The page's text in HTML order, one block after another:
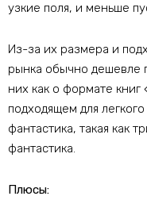
узкие поля, и меньше
Из-за их размера и
рынка обычно дешевле
них как о формате
подходящем для
фантастика, такая как
фантастика.
Плюсы: